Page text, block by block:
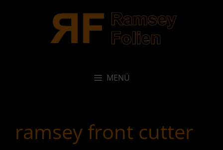
MENÜ
ramsey front cutter